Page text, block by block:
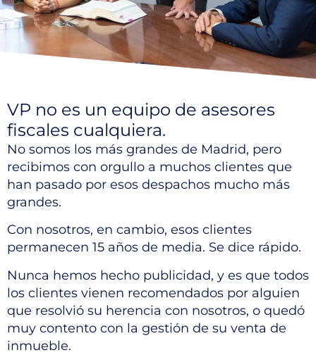
VP no es un equipo de asesores
fiscales cualquiera.
No somos los más grandes de Madrid, pero
recibimos con orgullo a muchos clientes que
han pasado por esos despachos mucho más
grandes.
Con nosotros, en cambio, esos clientes
permanecen 15 años de media. Se dice rápido.
Nunca hemos hecho publicidad, y es que todos
los clientes vienen recomendados por alguien
que resolvió su herencia con nosotros, o quedó
muy contento con la gestión de su venta de
inmueble.